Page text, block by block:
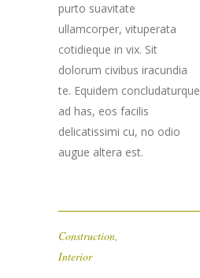
purto suavitate
ullamcorper, vituperata
cotidieque in vix. Sit
dolorum civibus iracundia
te. Equidem concludaturque
ad has, eos facilis
delicatissimi cu, no odio
augue altera est.
Construction,
Interior